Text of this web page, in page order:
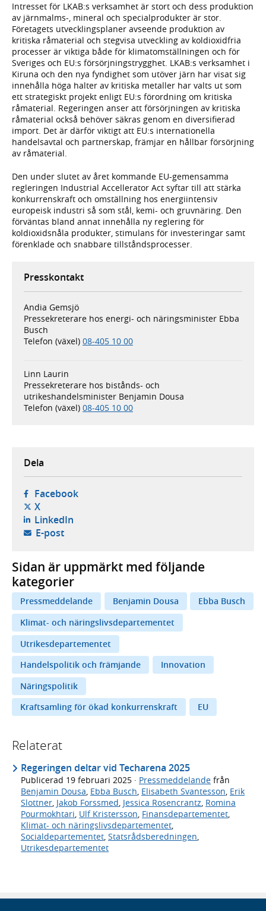
Intresset för LKAB:s verksamhet är stort och dess produktion
av järnmalms-, mineral och specialprodukter är stor.
Företagets utvecklingsplaner avseende produktion av
kritiska råmaterial och stegvisa utveckling av koldioxidfria
processer är viktiga både för klimatomställningen och för
Sveriges och EU:s försörjningstrygghet. LKAB:s verksamhet i
Kiruna och den nya fyndighet som utöver järn har visat sig
innehålla höga halter av kritiska metaller har valts ut som
ett strategiskt projekt enligt EU:s förordning om kritiska
råmaterial. Regeringen anser att försörjningen av kritiska
råmaterial också behöver säkras genom en diversifierad
import. Det är därför viktigt att EU:s internationella
handelsavtal och partnerskap, främjar en hållbar försörjning
av råmaterial.
Den under slutet av året kommande EU-gemensamma
regleringen Industrial Accellerator Act syftar till att stärka
konkurrenskraft och omställning hos energiintensiv
europeisk industri så som stål, kemi- och gruvnäring. Den
förväntas bland annat innehålla ny reglering för
koldioxidsnåla produkter, stimulans för investeringar samt
förenklade och snabbare tillståndsprocesser.
Presskontakt
Andia Gemsjö
Pressekreterare hos energi- och näringsminister Ebba
Busch
Telefon (växel) 08-405 10 00
Linn Laurin
Pressekreterare hos bistånds- och
utrikeshandelsminister Benjamin Dousa
Telefon (växel) 08-405 10 00
Dela
Facebook- öppnas i ny flik, extern webbplats,
X- öppnas i ny flik, extern webbplats,
LinkedIn- öppnas i ny flik, extern webbplats,
E-post- öppnar din e-postklient,
Sidan är uppmärkt med följande
kategorier
Pressmeddelande Benjamin Dousa
Ebba Busch
Klimat- och näringslivsdepartementet
Utrikesdepartementet
Handelspolitik och främjande
Innovation
Näringspolitik
Kraftsamling för ökad konkurrenskraft
EU
Relaterat
Regeringen deltar vid Techarena 2025
Publicerad 19 februari 2025 · Pressmeddelande från
Benjamin Dousa, Ebba Busch, Elisabeth Svantesson, Erik
Slottner, Jakob Forssmed, Jessica Rosencrantz, Romina
Pourmokhtari, Ulf Kristersson, Finansdepartementet,
Klimat- och näringslivsdepartementet,
Socialdepartementet, Statsrådsberedningen,
Utrikesdepartementet